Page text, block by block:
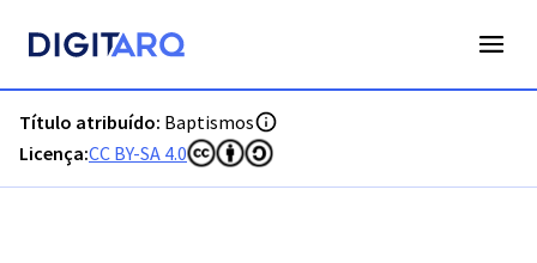
Título atribuído: Baptismos
Licença:CC BY-SA 4.0